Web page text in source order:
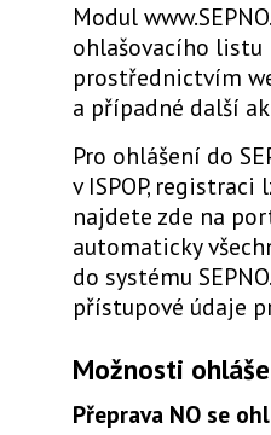
Modul
ohlašovacího listu
prostřednictvím
a případné další
Pro ohlášení do
v ISPOP,
najdete zde na
automaticky
do systému
přístupové údaje
Možnosti
Přeprava NO se